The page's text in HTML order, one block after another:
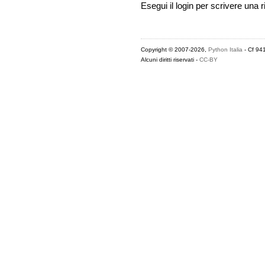
Esegui il login per scrivere una
Copyright © 2007-2026, Python Italia- Cf
Alcuni diritti riservati - CC-BY